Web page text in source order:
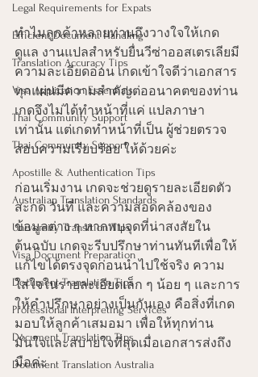
Legal Requirements for Expats
Efficient Document Handling
Translation Accuracy Tips
Visa Application Essentials
Thai Community Support
Thai Community Support
Apostille & Authentication Tips
Australian Translation Standards
University Transition Tips
Visa Document Preparation
Document Translation Tips
Professional Interpreting Services
Document Translation Tips
Document Translation Australia
ทำไมลูกค้าหลายท่านถึงวางใจให้เกด
ดูแล งานแปลสำหรับยื่นวีซ่าออสเตรเลียมี
ความละเอียดอ่อน เกดเข้าใจดีว่าเอกสาร
ทุกแผ่นมีความสำคัญต่ออนาคตของท่าน
เกดจึงไม่ได้ทำหน้าที่แค่ แปลภาษา
เท่านั้น แต่เกดทำหน้าที่เป็น ผู้ช่วยตรวจ
สอบความเรียบร้อย ให้ด้วยค่ะ
ก่อนเริ่มงาน เกดจะช่วยดูรายละเอียดตัว
สะกด วันที่ และความสอดคล้องของ
ข้อมูลต่าง ๆ หากพบจุดที่น่าสงสัยใน
ต้นฉบับ เกดจะรีบปรึกษาท่านทันทีเพื่อให้
แก้ไขได้ตรงจุดก่อนนำไปใช้จริง ความ
ใส่ใจในรายละเอียดเล็ก ๆ น้อย ๆ และการ
ให้คำปรึกษาอย่างเป็นกันเอง คือสิ่งที่เกด
มอบให้ลูกค้าเสมอมา เพื่อให้ทุกท่าน
มั่นใจและสบายใจที่สุดเมื่อเอกสารส่งถึง
มือค่ะ